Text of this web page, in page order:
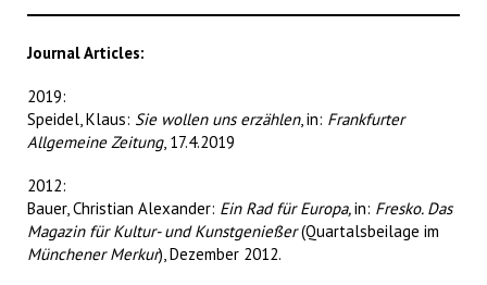
Journal Articles:
2019:
Speidel, Klaus: Sie wollen uns erzählen, in: Frankfurter
Allgemeine Zeitung, 17.4.2019
2012:
Bauer, Christian Alexander: Ein Rad für Europa,in: Fresko. Das
Magazin für Kultur- und Kunstgenießer(Quartalsbeilage im
Münchener Merkur), Dezember 2012.